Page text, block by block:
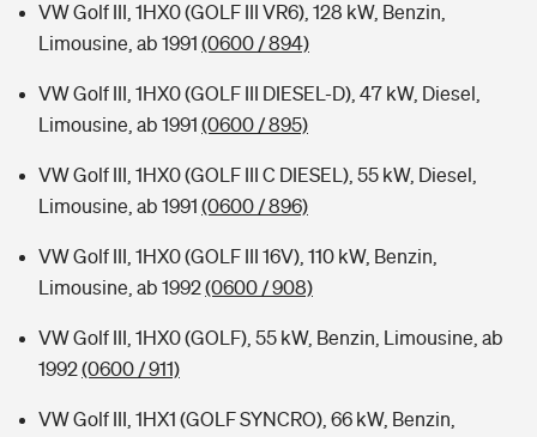
VW Golf III, 1HX0 (GOLF III VR6), 128 kW, Benzin,
Limousine, ab 1991 (0600 / 894)
VW Golf III, 1HX0 (GOLF III DIESEL-D), 47 kW, Diesel,
Limousine, ab 1991 (0600 / 895)
VW Golf III, 1HX0 (GOLF III C DIESEL), 55 kW, Diesel,
Limousine, ab 1991 (0600 / 896)
VW Golf III, 1HX0 (GOLF III 16V), 110 kW, Benzin,
Limousine, ab 1992(0600 / 908)
VW Golf III, 1HX0 (GOLF), 55 kW, Benzin, Limousine, ab
1992(0600 / 911)
VW Golf III, 1HX1 (GOLF SYNCRO), 66 kW, Benzin,